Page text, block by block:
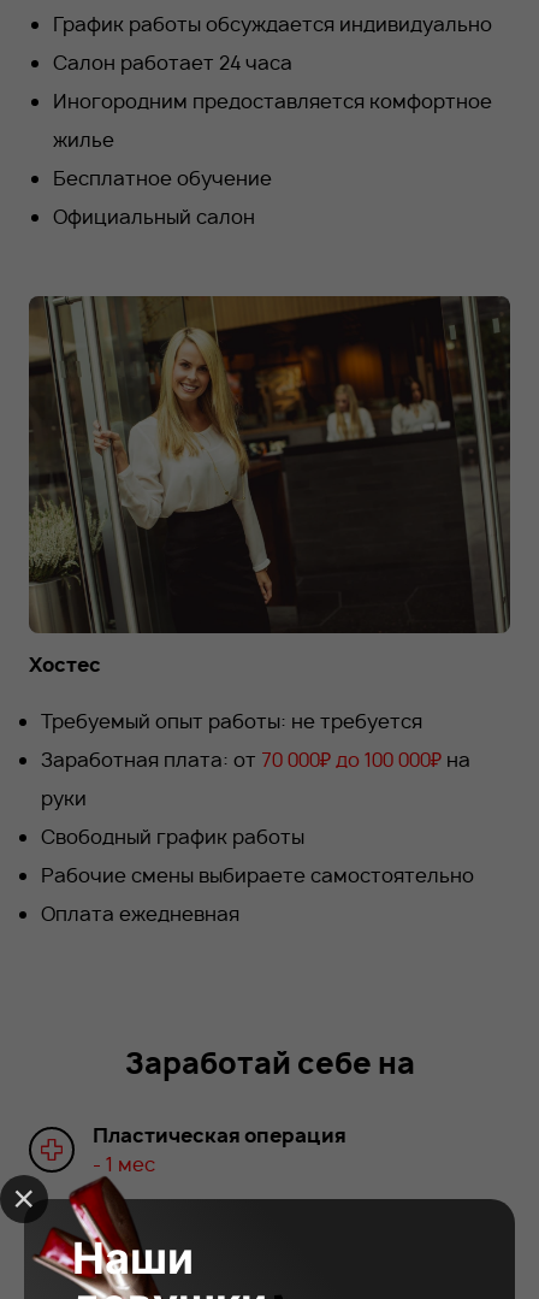
График работы обсуждается индивидуально
Салон работает 24 часа
Иногородним предоставляется комфортное
жилье
Бесплатное обучение
Официальный салон
Хостес
Требуемый опыт работы: не требуется
Заработная плата: от 70 000₽ до 100 000₽ на
руки
Cвободный график работы
Рабочие смены выбираете самостоятельно
Оплата ежедневная
Заработай себе на
Пластическая операция
- 1 мес
Автомобиль
- 6 мес
Наши